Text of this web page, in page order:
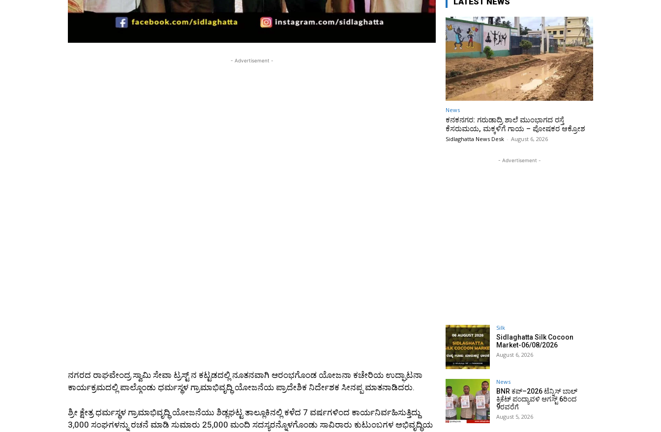
- Advertisement -
ನಗರದ ರಾಘವೇಂದ್ರ ಸ್ವಾಮಿ ಸೇವಾ ಟ್ರಸ್ಟ್ ನ ಕಟ್ಟಡದಲ್ಲಿ ನೂತನವಾಗಿ ಆರಂಭಗೊಂಡ ಯೋಜನಾ ಕಚೇರಿಯ ಉದ್ಘಾಟನಾ
ಕಾರ್ಯಕ್ರಮದಲ್ಲಿ ಪಾಲ್ಗೊಂಡು ಧರ್ಮಸ್ಥಳ ಗ್ರಾಮಾಭಿವೃದ್ಧಿ ಯೋಜನೆಯ ಪ್ರಾದೇಶಿಕ ನಿರ್ದೇಶಕ ಸೀನಪ್ಪ ಮಾತನಾಡಿದರು.
ಶ್ರೀ ಕ್ಷೇತ್ರ ಧರ್ಮಸ್ಥಳ ಗ್ರಾಮಾಭಿವೃದ್ಧಿ ಯೋಜನೆಯು ಶಿಡ್ಲಘಟ್ಟ ತಾಲ್ಲೂಕಿನಲ್ಲಿ ಕಳೆದ 7 ವರ್ಷಗಳಿಂದ ಕಾರ್ಯನಿರ್ವಹಿಸುತ್ತಿದ್ದು
3,000 ಸಂಘಗಳನ್ನು ರಚನೆ ಮಾಡಿ ಸುಮಾರು 25,000 ಮಂದಿ ಸದಸ್ಯರನ್ನೊಳಗೊಂಡು ಸಾವಿರಾರು ಕುಟುಂಬಗಳ ಅಭಿವೃದ್ಧಿಯ
News
ಕನಕನಗರ: ಗರುಡಾದ್ರಿ ಶಾಲೆ ಮುಂಭಾಗದ ರಸ್ತೆ
ಕೆಸರುಮಯ, ಮಕ್ಕಳಿಗೆ ಗಾಯ – ಪೋಷಕರ ಆಕ್ರೋಶ
Sidlaghatta News Desk - August 6, 2026
- Advertisement -
Silk
Sidlaghatta Silk Cocoon
Market-06/08/2026
August 6, 2026
News
BNR ಕಪ್–2026 ಟೆನ್ನಿಸ್ ಬಾಲ್
ಕ್ರಿಕೆಟ್ ಪಂದ್ಯಾವಳಿ ಆಗಸ್ಟ್ 6ರಿಂದ
9ರವರೆಗೆ
August 5, 2026